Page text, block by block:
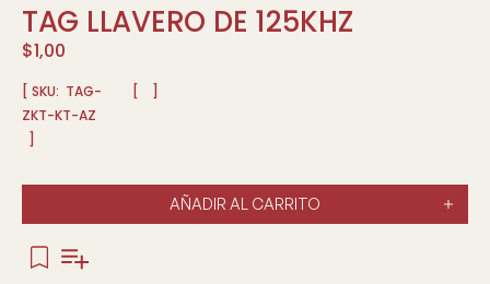
TAG LLAVERO DE 125KHZ
$1,00
[ SKU: TAG-
ZKT-KT-AZ
]
[ ]
AÑADIR AL CARRITO